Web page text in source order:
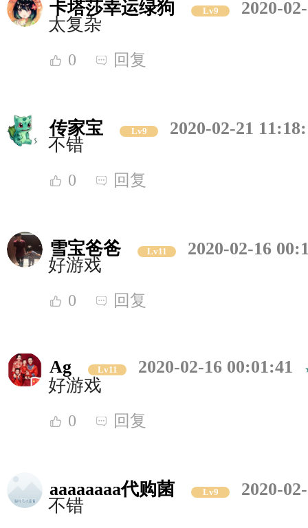
卡塔莎幸运绿狗 Lv9
2020-
太复杂
0 回复
传家宝 Lv9
2020-02-21
不错
0 回复
雪宝爸爸 Lv11
2020-02-16
好游戏
0 回复
Ag Lv11
2020-02-16 00:01:41
好游戏
0 回复
aaaaaaaa代购菌 Lv9
2020-
不错